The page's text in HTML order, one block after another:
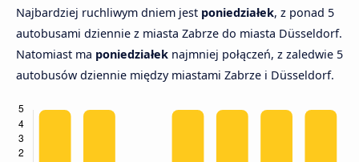
Najbardziej ruchliwym dniem jest poniedziałek, z ponad 5
autobusami dziennie z miasta Zabrze do miasta Düsseldorf.
Natomiast ma poniedziałek najmniej połączeń, z zaledwie 5
autobusów dziennie między miastami Zabrze i Düsseldorf.